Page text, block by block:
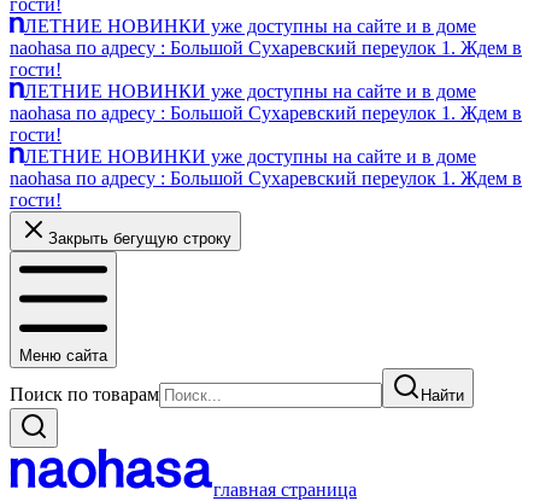
гости!
ЛЕТНИЕ НОВИНКИ уже доступны на сайте и в доме
naohasa по адресу : Большой Сухаревский переулок 1. Ждем в
гости!
ЛЕТНИЕ НОВИНКИ уже доступны на сайте и в доме
naohasa по адресу : Большой Сухаревский переулок 1. Ждем в
гости!
ЛЕТНИЕ НОВИНКИ уже доступны на сайте и в доме
naohasa по адресу : Большой Сухаревский переулок 1. Ждем в
гости!
Закрыть бегущую строку
Меню сайта
Поиск по товарам Найти
главная страница